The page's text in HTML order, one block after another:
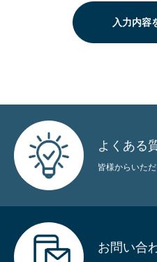
入力内容
よくある
皆様からいた
お問い合